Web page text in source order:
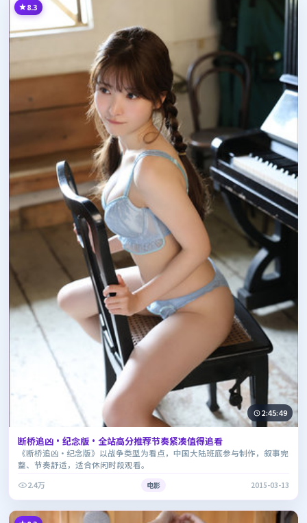
8.3
2:45:49
断桥追凶·纪念版·全站高分推荐节奏紧凑值得追看
《断桥追凶·纪念版》以战争类型为看点，中国大陆班底参与制作，叙事完
整、节奏舒适，适合休闲时段观看。
2.4万
电影 2015-03-13